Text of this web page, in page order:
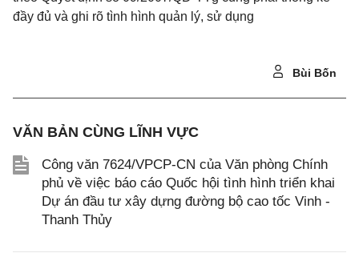
đầy đủ và ghi rõ tình hình quản lý, sử dụng
Bùi Bốn
VĂN BẢN CÙNG LĨNH VỰC
Công văn 7624/VPCP-CN của Văn phòng Chính
phủ về việc báo cáo Quốc hội tình hình triển khai
Dự án đầu tư xây dựng đường bộ cao tốc Vinh -
Thanh Thủy